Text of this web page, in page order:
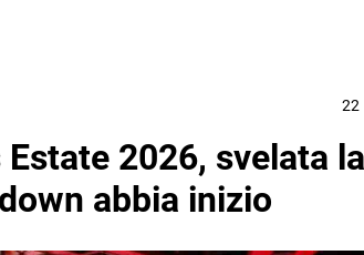
22
2026, svelata
abbia inizio